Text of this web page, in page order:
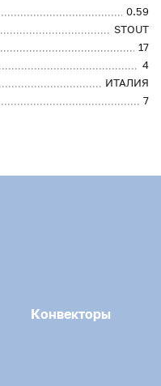
0.59
STOUT
17
4
ИТАЛИЯ
7
Конвекторы